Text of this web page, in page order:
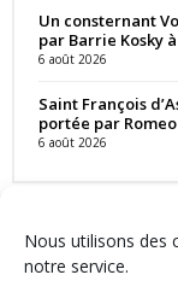
Nous utilisons des
notre service.
Un consternant
par Barrie Kosky
6 août 2026
Saint François
portée par
6 août 2026